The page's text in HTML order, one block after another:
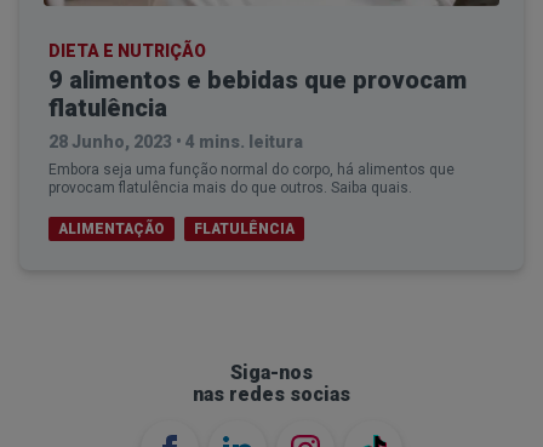
DIETA E NUTRIÇÃO
9 alimentos e bebidas que provocam
flatulência
28 Junho, 2023 • 4 mins. leitura
Embora seja uma função normal do corpo, há alimentos que
provocam flatulência mais do que outros. Saiba quais.
ALIMENTAÇÃO FLATULÊNCIA
Siga-nos
nas redes socias